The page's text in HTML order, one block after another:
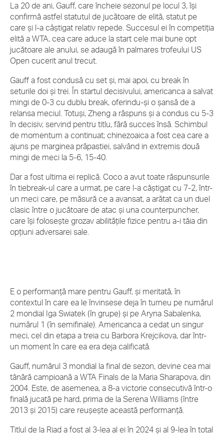
La 20 de ani, Gauff, care încheie sezonul pe locul 3, își
confirmă astfel statutul de jucătoare de elită, statut pe
care și l-a câștigat relativ repede. Succesul ei în competiția
elită a WTA, cea care aduce la start cele mai bune opt
jucătoare ale anului, se adaugă în palmares trofeului US
Open cucerit anul trecut.
Gauff a fost condusă cu set și, mai apoi, cu break în
seturile doi și trei. În startul decisivului, americanca a salvat
mingi de 0-3 cu dublu break, oferindu-și o șansă de a
relansa meciul. Totuși, Zheng a răspuns și a condus cu 5-3
în decisiv, servind pentru titlu, fără succes însă. Schimbul
de momentum a continuat; chinezoaica a fost cea care a
ajuns pe marginea prăpastiei, salvând in extremis două
mingi de meci la 5-6, 15-40.
Dar a fost ultima ei replică. Coco a avut toate răspunsurile
în tiebreak-ul care a urmat, pe care l-a câștigat cu 7-2, într-
un meci care, pe măsură ce a avansat, a arătat ca un duel
clasic între o jucătoare de atac și una counterpuncher,
care își folosește grozav abilitățile fizice pentru a-i tăia din
opțiuni adversarei sale.
E o performanță mare pentru Gauff, și meritată, în
contextul în care ea le învinsese deja în turneu pe numărul
2 mondial Iga Swiatek (în grupe) și pe Aryna Sabalenka,
numărul 1 (în semifinale). Americanca a cedat un singur
meci, cel din etapa a treia cu Barbora Krejcikova, dar într-
un moment în care ea era deja calificată.
Gauff, numărul 3 mondial la final de sezon, devine cea mai
tânără campioană a WTA Finals de la Maria Sharapova, din
2004. Este, de asemenea, a 8-a victorie consecutivă într-o
finală jucată pe hard, prima de la Serena Williams (între
2013 și 2015) care reușește această performanță.
Titlul de la Riad a fost al 3-lea al ei în 2024 și al 9-lea în total